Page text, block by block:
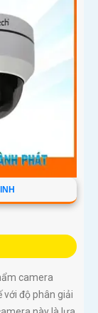
camera
với độ phân giải